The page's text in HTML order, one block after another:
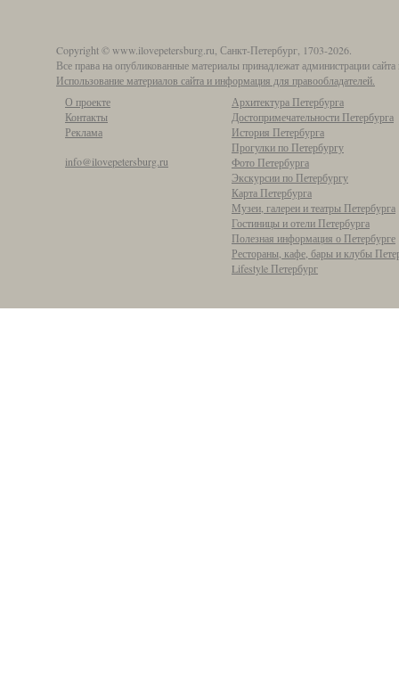
Copyright © www.ilovepetersburg.ru, Санкт-Петербург, 1703-2026.
Все права на опубликованные материалы принадлежат администрации
Использование материалов сайта и информация для правообладателей.
О проекте
Контакты
Реклама
info@ilovepetersburg.ru
Архитектура Петербурга
Достопримечательности Петербурга
История Петербурга
Прогулки по Петербургу
Фото Петербурга
Экскурсии по Петербургу
Карта Петербурга
Музеи, галереи и театры Петербурга
Гостиницы и отели Петербурга
Полезная информация о Петербурге
Рестораны, кафе, бары и клубы
Lifestyle Петербург